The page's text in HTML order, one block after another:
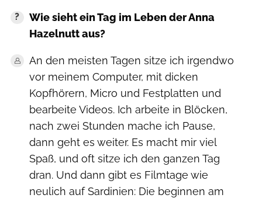
Wie sieht ein Tag im Leben der Anna
Hazelnutt aus?
An den meisten Tagen sitze ich irgendwo
vor meinem Computer, mit dicken
Kopfhörern, Micro und Festplatten und
bearbeite Videos. Ich arbeite in Blöcken,
nach zwei Stunden mache ich Pause,
dann geht es weiter. Es macht mir viel
Spaß, und oft sitze ich den ganzen Tag
dran. Und dann gibt es Filmtage wie
neulich auf Sardinien: Die beginnen am